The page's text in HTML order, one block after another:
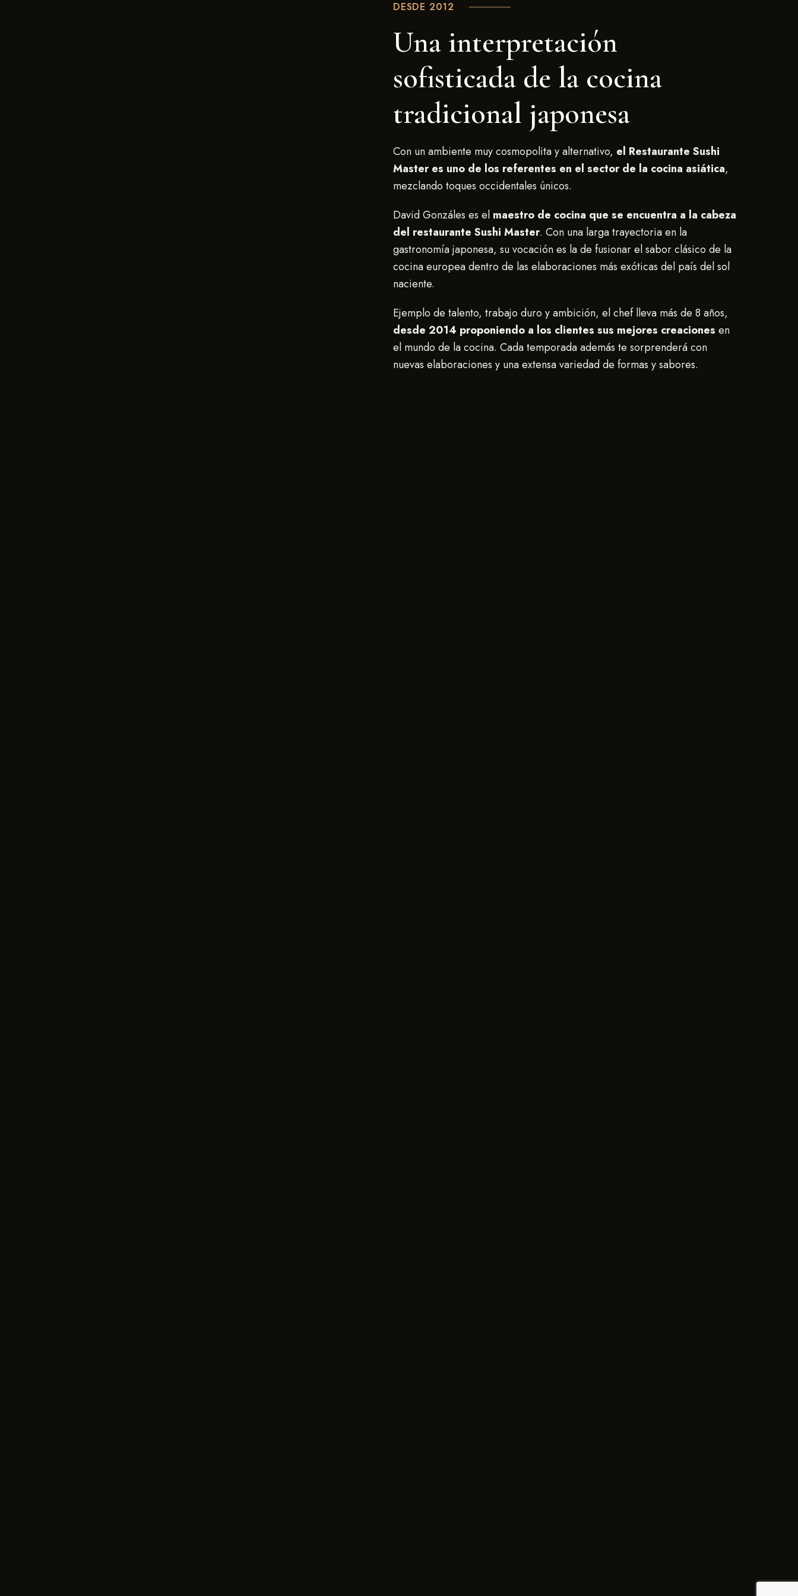
DESDE 2012
Una interpretación
sofisticada de la cocina
tradicional japonesa
Con un ambiente muy cosmopolita y alternativo, el Restaurante Sushi
Master es uno de los referentes en el sector de la cocina asiática,
mezclando toques occidentales únicos.
David Gonzáles es el maestro de cocina que se encuentra a la cabeza
del restaurante Sushi Master. Con una larga trayectoria en la
gastronomía japonesa, su vocación es la de fusionar el sabor clásico de la
cocina europea dentro de las elaboraciones más exóticas del país del sol
naciente.
Ejemplo de talento, trabajo duro y ambición, el chef lleva más de 8 años,
desde 2014 proponiendo a los clientes sus mejores creaciones en
el mundo de la cocina. Cada temporada además te sorprenderá con
nuevas elaboraciones y una extensa variedad de formas y sabores.